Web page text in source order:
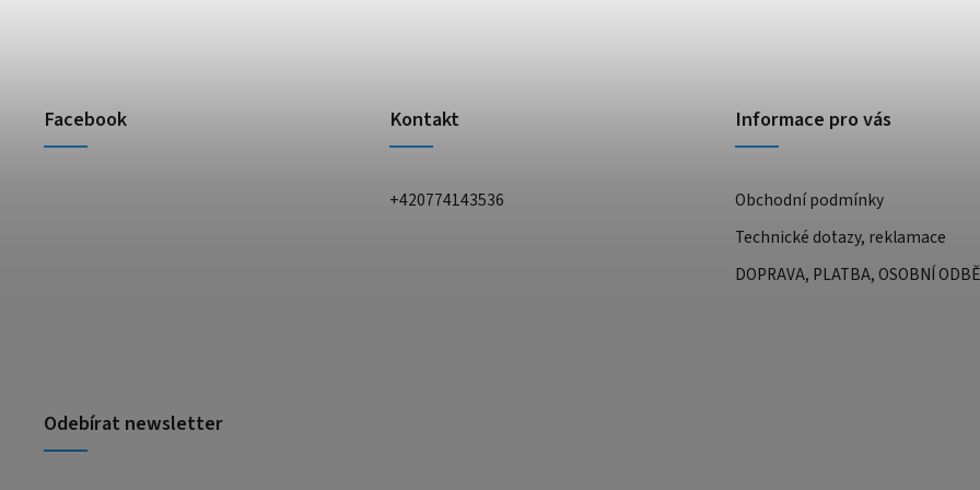
Facebook Kontakt
+420774143536
Informace pro vás
Obchodní podmínky
Technické dotazy, reklamace
DOPRAVA, PLATBA, OSOBNÍ
Odebírat newsletter